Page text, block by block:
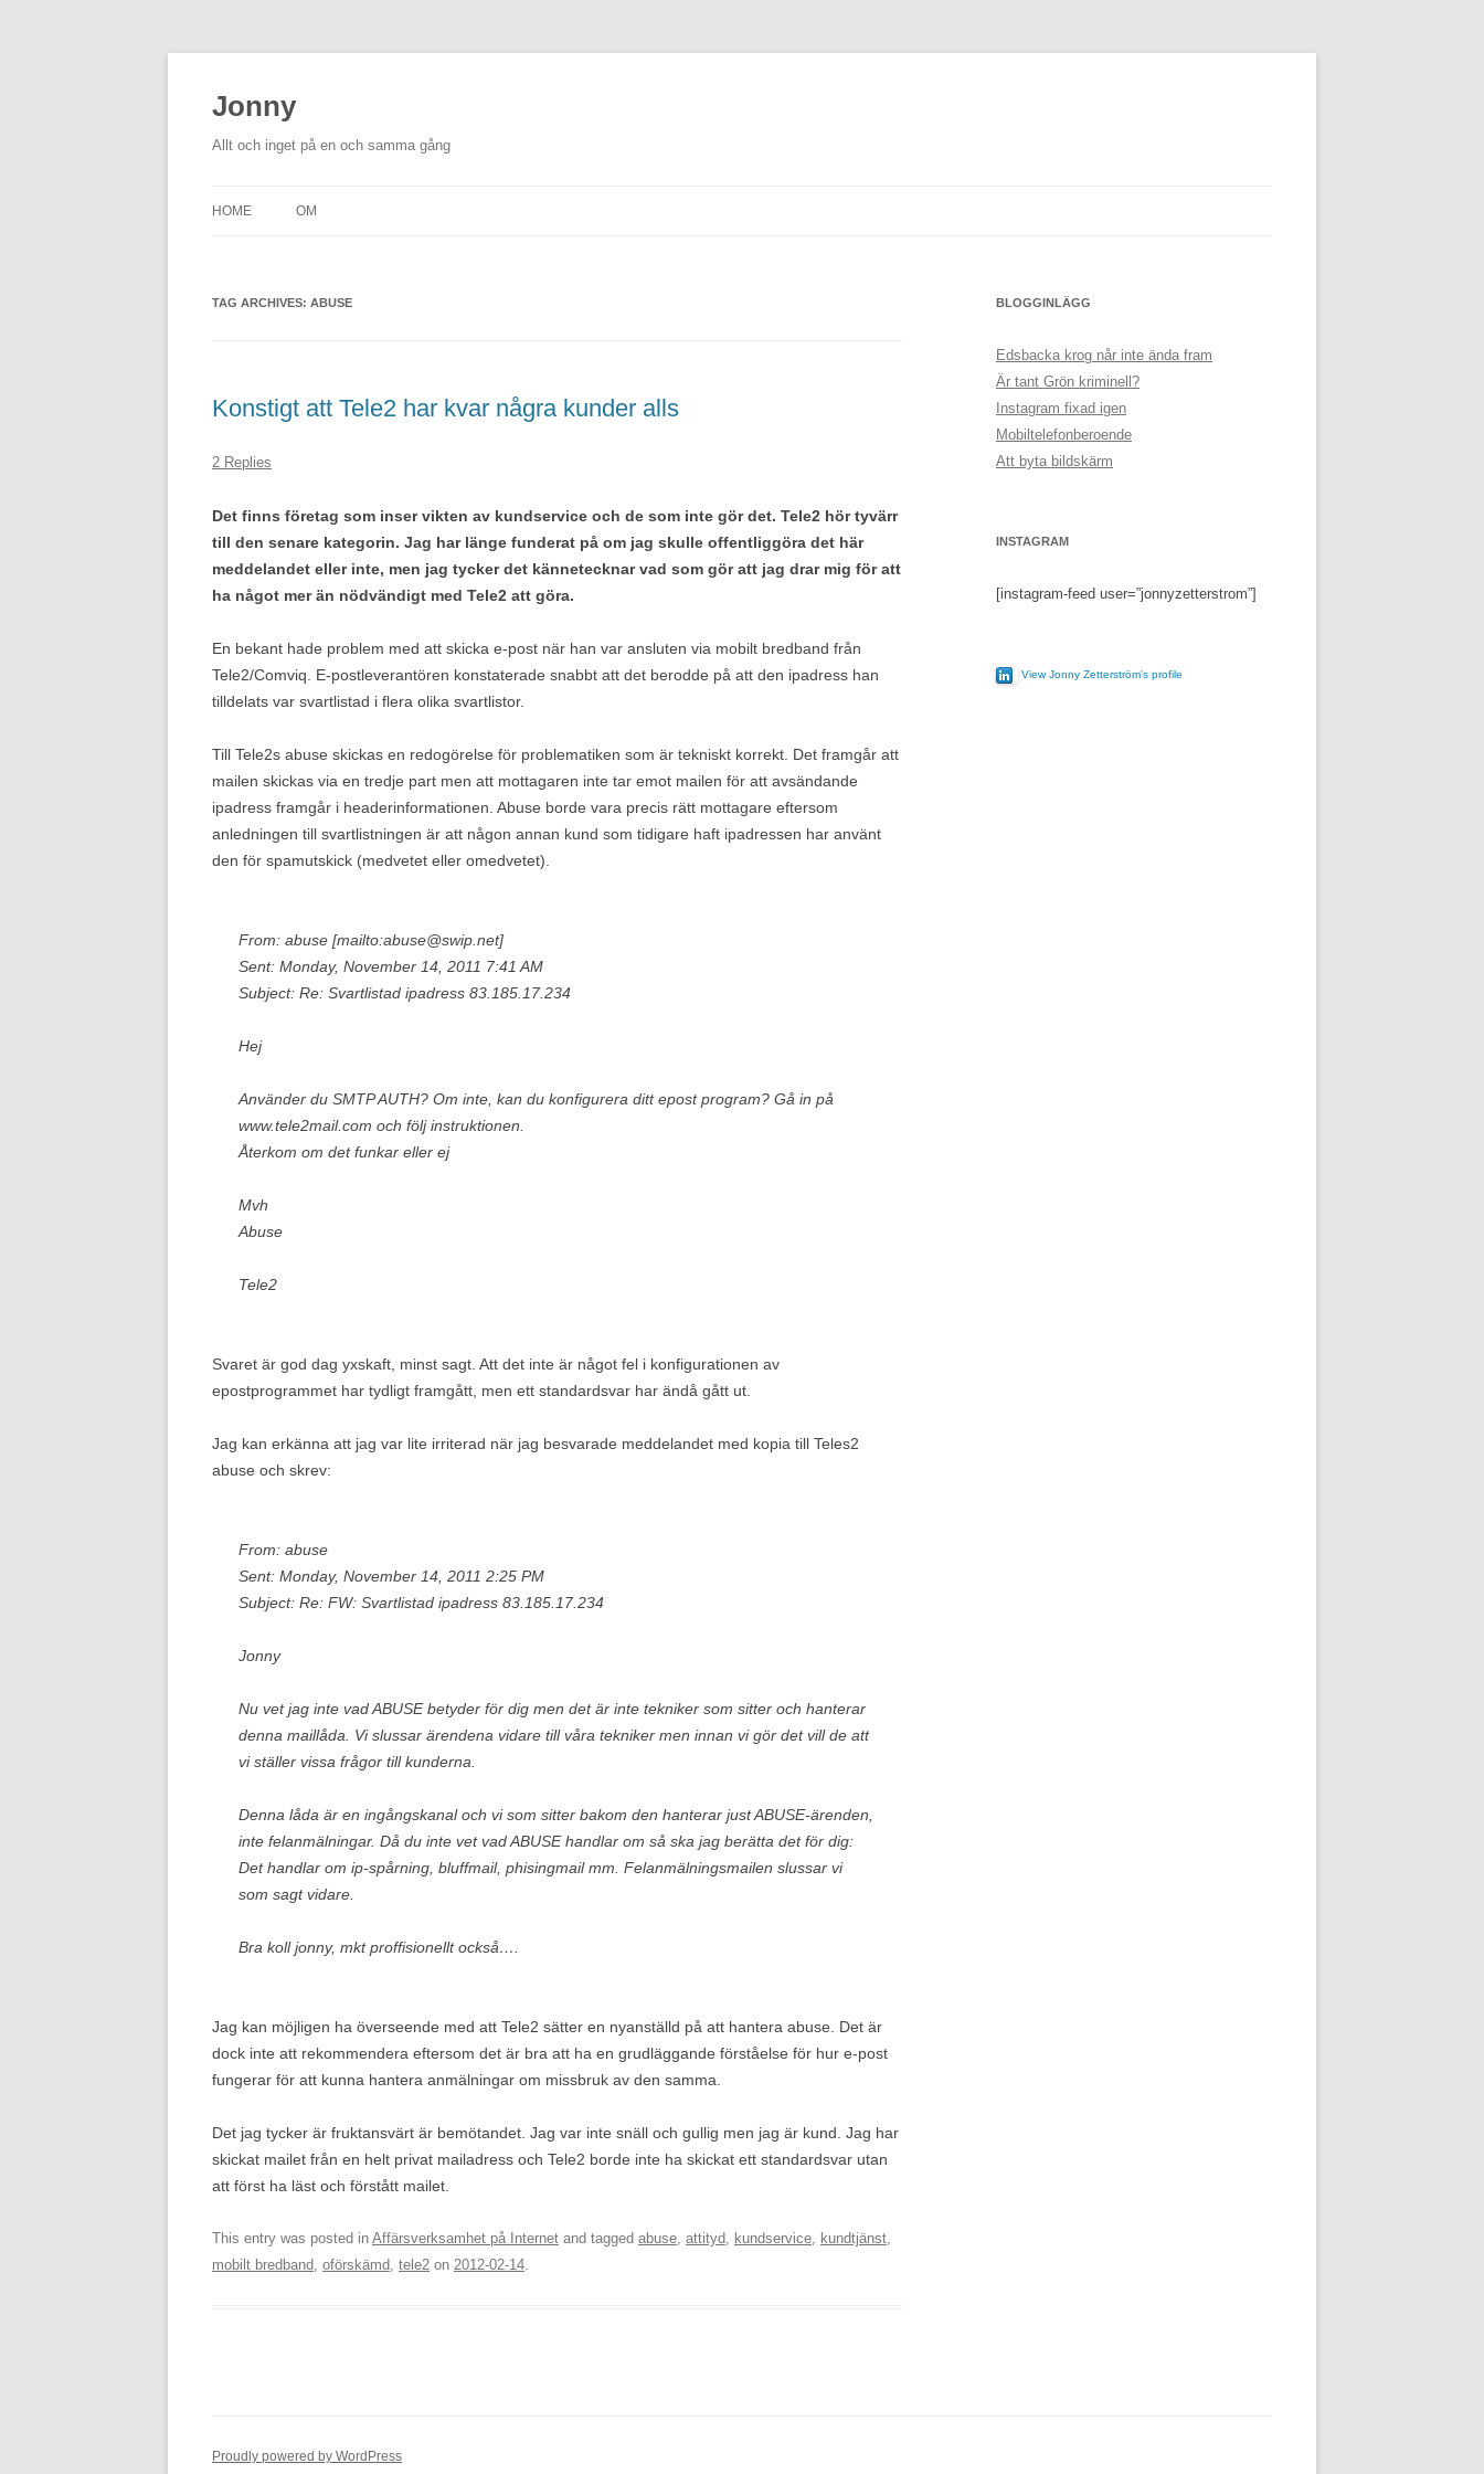
Jonny
Allt och inget på en och samma gång
HOME OM
TAG ARCHIVES: ABUSE
Konstigt att Tele2 har kvar några kunder alls
2 Replies
Det finns företag som inser vikten av kundservice och de som inte gör det. Tele2 hör tyvärr
till den senare kategorin. Jag har länge funderat på om jag skulle offentliggöra det här
meddelandet eller inte, men jag tycker det kännetecknar vad som gör att jag drar mig för att
ha något mer än nödvändigt med Tele2 att göra.
En bekant hade problem med att skicka e-post när han var ansluten via mobilt bredband från
Tele2/Comviq. E-postleverantören konstaterade snabbt att det berodde på att den ipadress han
tilldelats var svartlistad i flera olika svartlistor.
Till Tele2s abuse skickas en redogörelse för problematiken som är tekniskt korrekt. Det framgår att
mailen skickas via en tredje part men att mottagaren inte tar emot mailen för att avsändande
ipadress framgår i headerinformationen. Abuse borde vara precis rätt mottagare eftersom
anledningen till svartlistningen är att någon annan kund som tidigare haft ipadressen har använt
den för spamutskick (medvetet eller omedvetet).
From: abuse [mailto:abuse@swip.net]
Sent: Monday, November 14, 2011 7:41 AM
Subject: Re: Svartlistad ipadress 83.185.17.234
Hej
Använder du SMTP AUTH? Om inte, kan du konfigurera ditt epost program? Gå in på
www.tele2mail.com och följ instruktionen.
Återkom om det funkar eller ej
Mvh
Abuse
Tele2
Svaret är god dag yxskaft, minst sagt. Att det inte är något fel i konfigurationen av
epostprogrammet har tydligt framgått, men ett standardsvar har ändå gått ut.
Jag kan erkänna att jag var lite irriterad när jag besvarade meddelandet med kopia till Teles2
abuse och skrev:
From: abuse
Sent: Monday, November 14, 2011 2:25 PM
Subject: Re: FW: Svartlistad ipadress 83.185.17.234
Jonny
Nu vet jag inte vad ABUSE betyder för dig men det är inte tekniker som sitter och hanterar
denna maillåda. Vi slussar ärendena vidare till våra tekniker men innan vi gör det vill de att
vi ställer vissa frågor till kunderna.
Denna låda är en ingångskanal och vi som sitter bakom den hanterar just ABUSE-ärenden,
inte felanmälningar. Då du inte vet vad ABUSE handlar om så ska jag berätta det för dig:
Det handlar om ip-spårning, bluffmail, phisingmail mm. Felanmälningsmailen slussar vi
som sagt vidare.
Bra koll jonny, mkt proffisionellt också….
Jag kan möjligen ha överseende med att Tele2 sätter en nyanställd på att hantera abuse. Det är
dock inte att rekommendera eftersom det är bra att ha en grudläggande förståelse för hur e-post
fungerar för att kunna hantera anmälningar om missbruk av den samma.
Det jag tycker är fruktansvärt är bemötandet. Jag var inte snäll och gullig men jag är kund. Jag har
skickat mailet från en helt privat mailadress och Tele2 borde inte ha skickat ett standardsvar utan
att först ha läst och förstått mailet.
This entry was posted in Affärsverksamhet på Internet and tagged abuse, attityd, kundservice, kundtjänst,
mobilt bredband, oförskämd, tele2 on 2012-02-14.
BLOGGINLÄGG
Edsbacka krog når inte ända fram
Är tant Grön kriminell?
Instagram fixad igen
Mobiltelefonberoende
Att byta bildskärm
INSTAGRAM
[instagram-feed user=”jonnyzetterstrom”]
View Jonny Zetterström's profile
Proudly powered by WordPress